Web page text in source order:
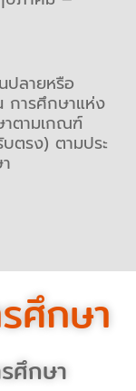
ปลายหรือ
การศึกษาแห่ง
าตามเกณฑ์
ตรง) ตามประ
ศึกษา
ศึกษา